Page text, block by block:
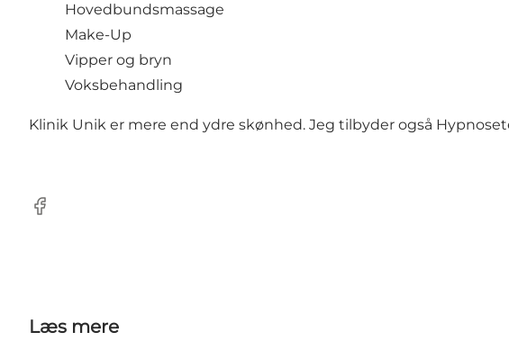
Hovedbundsmassage
Make-Up
Vipper og bryn
Voksbehandling
Klinik Unik er mere end ydre skønhed. Jeg tilbyder også
Facebook
Læs mere